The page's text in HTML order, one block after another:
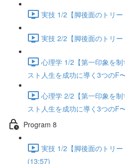
実技 1/2【脚後面のトリ
実技 2/2【脚後面のトリ
心理学 1/2【第一印象を
スト人生を成功に導く3つのF
心理学 2/2【第一印象を
スト人生を成功に導く3つのF
Program 8
実技 1/2【脚後面のトリ
(13:57)